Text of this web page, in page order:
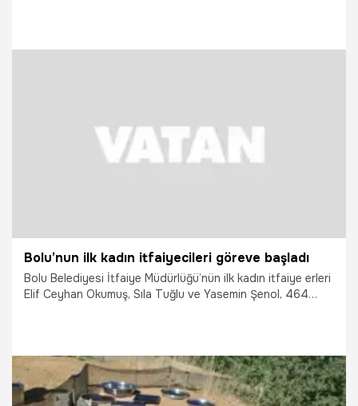
Bolu’nun ilk kadın itfaiyecileri göreve başladı
Bolu Belediyesi İtfaiye Müdürlüğü’nün ilk kadın itfaiye erleri
Elif Ceyhan Okumuş, Sıla Tuğlu ve Yasemin Şenol, 464